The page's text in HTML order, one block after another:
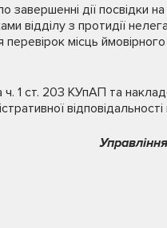
завершенні дії посвідки
відділу з протидії
місць
ч. 1 ст. 203 КУпАП та